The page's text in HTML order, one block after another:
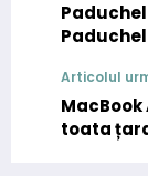
Articolul
toata